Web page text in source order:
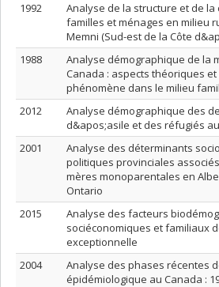
1992
Analyse de la structure et de la
familles et ménages en milieu
Memni (Sud-est de la Côte
1988
Analyse démographique de la
Canada : aspects théoriques
phénomène dans le milieu
2012
Analyse démographique des
d&apos;asile et des réfugiés
2001
Analyse des déterminants
politiques provinciales
mères monoparentales en
Ontario
2015
Analyse des facteurs
sociéconomiques et familiaux
exceptionnelle
2004
Analyse des phases récentes
épidémiologique au Canada :